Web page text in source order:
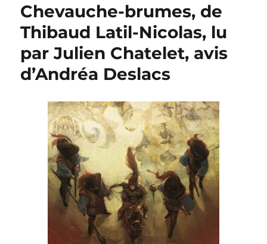
Chevauche-brumes, de
Thibaud Latil-Nicolas, lu
par Julien Chatelet, avis
d’Andréa Deslacs